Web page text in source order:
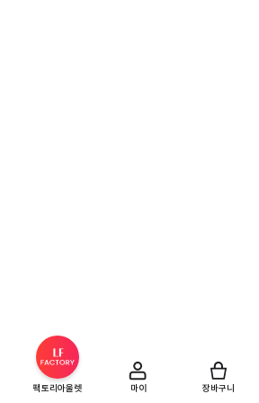
팩토리아울렛 마이 장바구니